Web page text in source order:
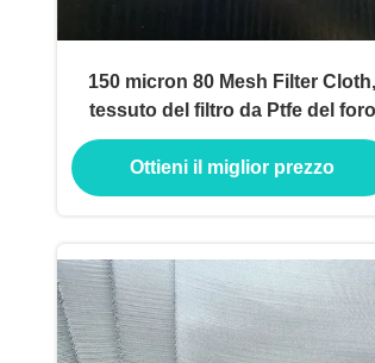
150 micron 80 Mesh Filter Cloth,
tessuto del filtro da Ptfe del foro
quadrato
Ottieni il miglior prezzo